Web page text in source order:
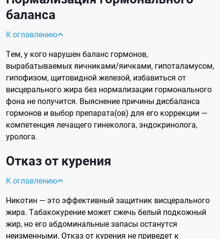
баланса
К оглавлению
Тем, у кого нарушен баланс гормонов,
вырабатываемых яичниками/яичками, гипоталамусом,
гипофизом, щитовидной железой, избавиться от
висцерального жира без нормализации гормонального
фона не получится. Выяснение причины дисбаланса
гормонов и выбор препарата(ов) для его коррекции —
компетенция лечащего гинеколога, эндокринолога,
уролога.
Отказ от курения
К оглавлению
Никотин — это эффективный защитник висцерального
жира. Табакокурение может сжечь белый подкожный
жир, но его абдоминальные запасы останутся
неизменными. Отказ от курения не приведет к